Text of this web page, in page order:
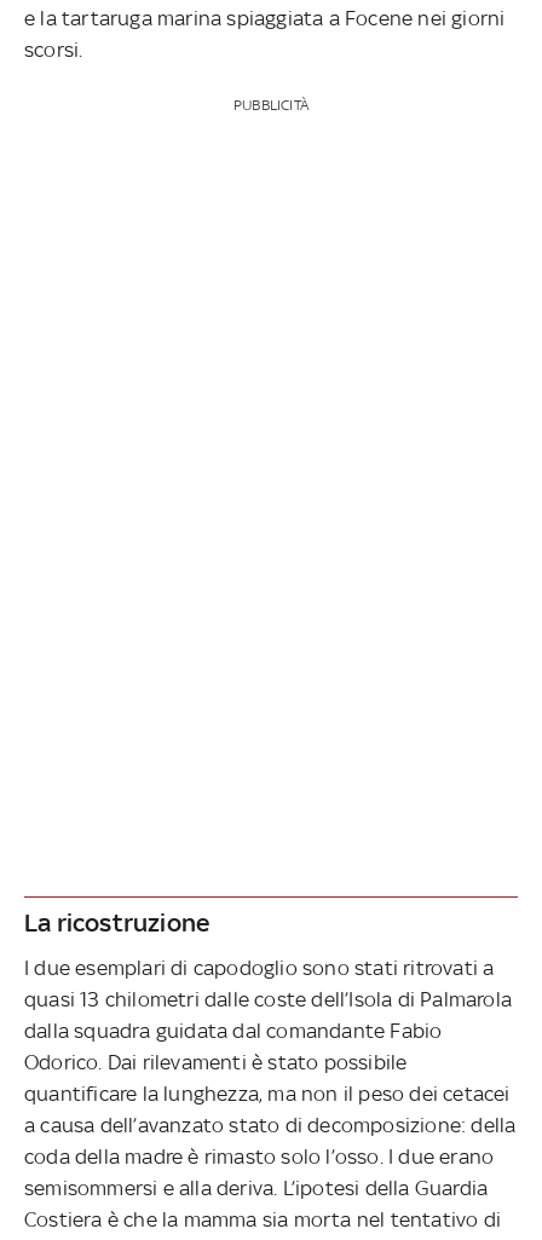
e la tartaruga marina spiaggiata a Focene nei giorni
scorsi.
PUBBLICITÀ
La ricostruzione
I due esemplari di capodoglio sono stati ritrovati a
quasi 13 chilometri dalle coste dell’Isola di Palmarola
dalla squadra guidata dal comandante Fabio
Odorico. Dai rilevamenti è stato possibile
quantificare la lunghezza, ma non il peso dei cetacei
a causa dell’avanzato stato di decomposizione: della
coda della madre è rimasto solo l’osso. I due erano
semisommersi e alla deriva. L’ipotesi della Guardia
Costiera è che la mamma sia morta nel tentativo di